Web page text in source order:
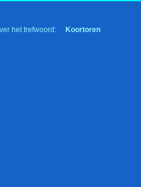
het trefwoord: Koortoren